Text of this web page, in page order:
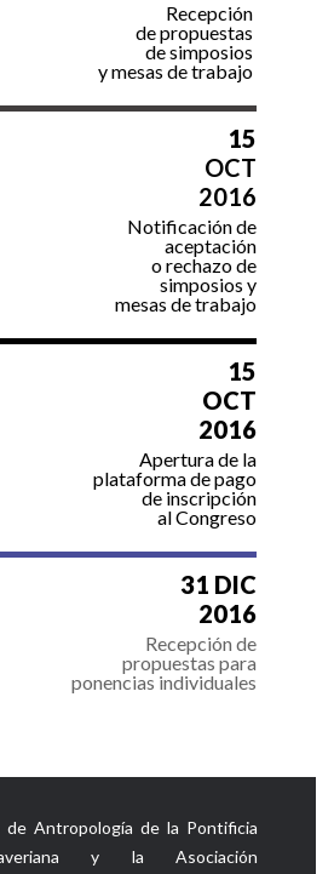
Recepción
de propuestas
de simposios
y mesas de trabajo
15
OCT
2016
Notificación de
aceptación
o rechazo de
simposios y
mesas de trabajo
15
OCT
2016
Apertura de la
plataforma de pago
de inscripción
al Congreso
31 DIC
2016
Recepción de
propuestas para
ponencias individuales
de Antropología de la Pontificia
y la Asociación